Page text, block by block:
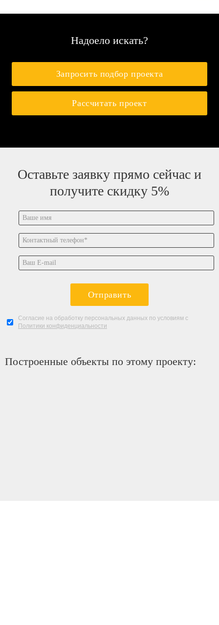
Надоело искать?
Запросить подбор проекта
Рассчитать проект
Оставьте заявку прямо сейчас и
получите скидку 5%
Отправить
Согласие на обработку персональных данных по условиям с
Политики конфиденциальности
Построенные объекты по этому проекту: